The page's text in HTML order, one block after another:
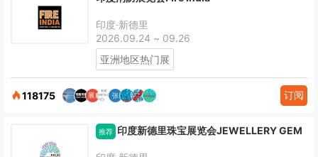
印度·新德里
2026.09.24 ~ 09.26
亚洲地区热门展
118175 订阅
推荐 印度新德里珠宝展览会JEWELLERY GEM